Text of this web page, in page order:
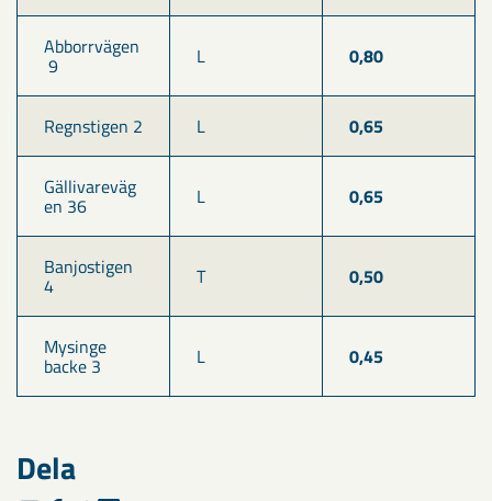
Abborrvägen
9 L 0,80
Regnstigen 2 L 0,65
Gällivareväg
en 36 L 0,65
Banjostigen
4 T 0,50
Mysinge
backe 3 L 0,45
Dela